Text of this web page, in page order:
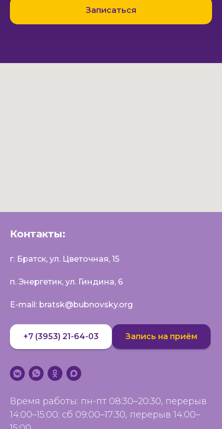
Записаться
Контакты:
г. Братск, ул. Цветочная, 15
п. Энергетик, ул. Гиндина, 6
E-mail: bratsk@bubnovsky.org
+7 (3953) 21-64-03 Запись на приём
Время работы: пн-пт 08:30–20:30, перерыв
14:00–15:00; сб 09:00–17:30, перерыв 14:00–